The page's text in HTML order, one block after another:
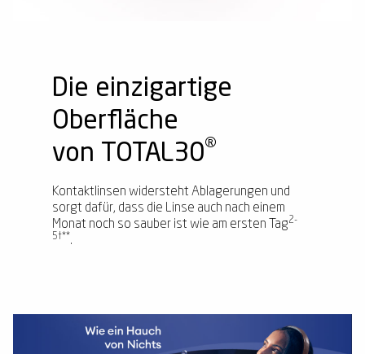
Die einzigartige
Oberfläche
von TOTAL30®
Kontaktlinsen widersteht Ablagerungen und
sorgt dafür, dass die Linse auch nach einem
Monat noch so sauber ist wie am ersten Tag2-
5†**.